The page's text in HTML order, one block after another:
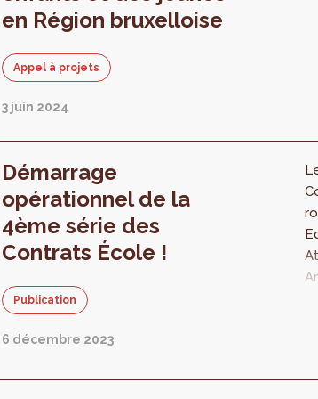
en Région bruxelloise
Appel à projets
3 juin 2024
Démarrage
opérationnel de la
4ème série des
Contrats École !
Publication
6 décembre 2023